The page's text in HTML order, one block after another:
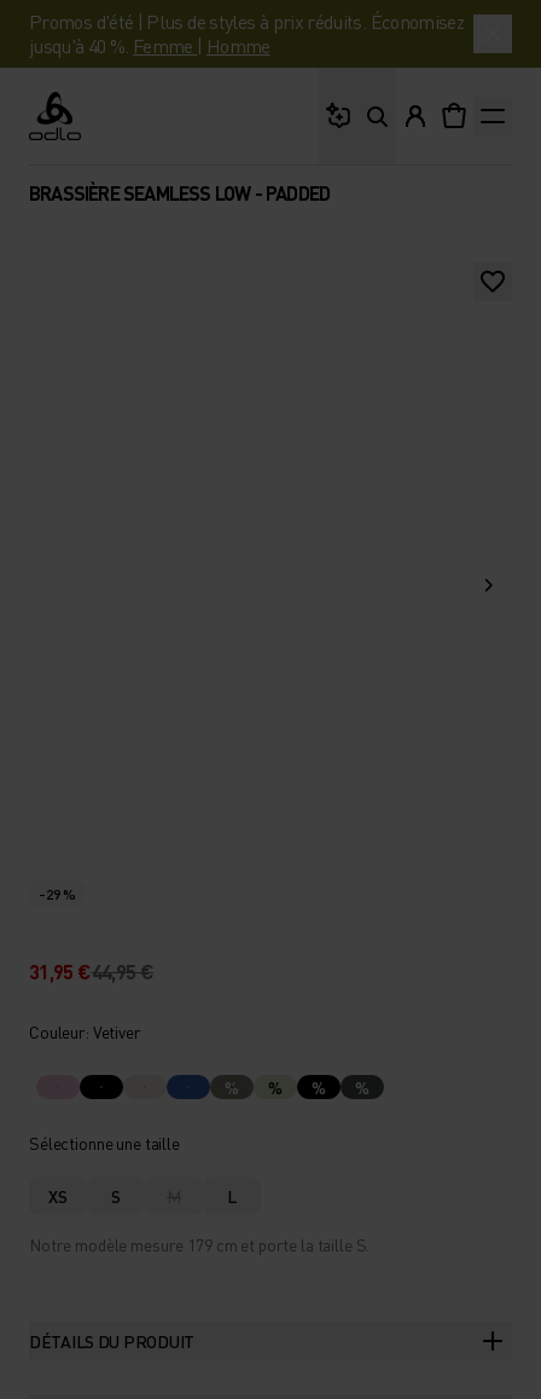
Promos d'été | Plus de styles à prix réduits. Économisez
jusqu'à 40 %. Femme | Homme
Odlo
BRASSIÈRE SEAMLESS LOW - PADDED
-29 %
31,95 €44,95 €
Couleur: Vetiver
% % % %
Sélectionne une taille
XS S M L
Notre modèle mesure 179 cm et porte la taille S.
DÉTAILS DU PRODUIT